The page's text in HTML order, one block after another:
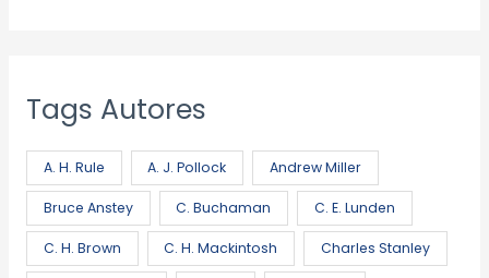
Tags Autores
A. H. Rule A. J. Pollock Andrew Miller
Bruce Anstey C. Buchaman C. E. Lunden
C. H. Brown C. H. Mackintosh Charles Stanley